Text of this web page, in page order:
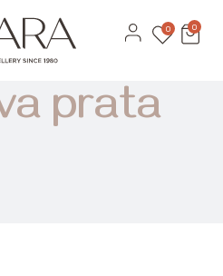
JÓIAS
Anéis
NOIVADO
0
0
prata